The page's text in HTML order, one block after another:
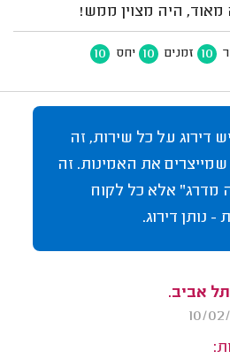
מאוד, היה מצוין ממש!
10 זמנים 10 יחס 10
דירוג על כל שירות, זה
את האמינות. זה
מדרג" אלא כל לקוח
נותן דירוג.
אביב.